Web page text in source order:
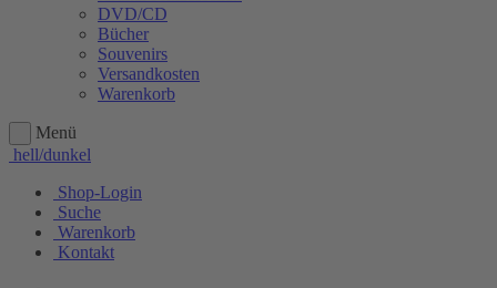
DVD/CD
Bücher
Souvenirs
Versandkosten
Warenkorb
Menü
hell/dunkel
Shop-Login
Suche
Warenkorb
Kontakt